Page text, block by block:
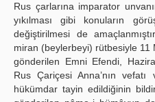
Rus çarlarına imparator
yıkılması gibi konuların
değiştirilmesi de
miran (beylerbeyi) rütbesiyle 11
gönderilen Emni Efendi,
Rus Çariçesi Anna’nın
hükümdar tayin edildiğinin